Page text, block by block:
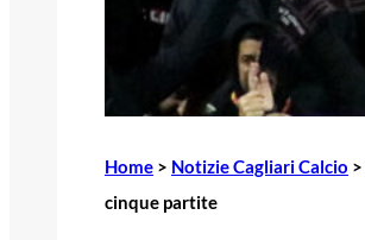
Home > Notizie Cagliari Calcio >
cinque partite